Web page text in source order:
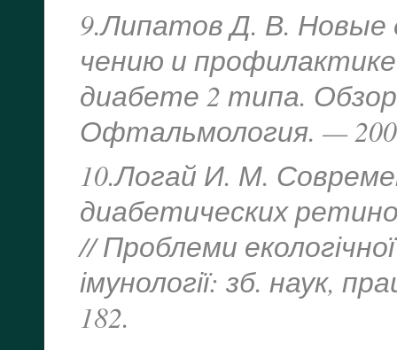
9.Липатов Д. В. Новые
чению и
диабете 2 типа.
Офтальмология. —
10.Логай И. М.
диабетических
// Проблеми
імунології: зб. наук,
182.